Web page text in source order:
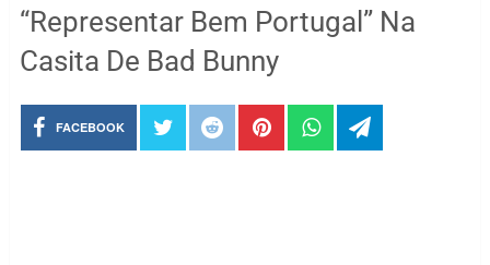
“Representar Bem Portugal” Na
Casita De Bad Bunny
FACEBOOK